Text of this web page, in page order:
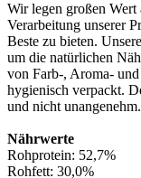
Wir legen großen
Verarbeitung unserer
Beste zu bieten.
um die natürlichen
von Farb-, Aroma-
hygienisch verpackt.
und nicht unangenehm.
Nährwerte
Rohprotein: 52,7%
Rohfett: 30,0%